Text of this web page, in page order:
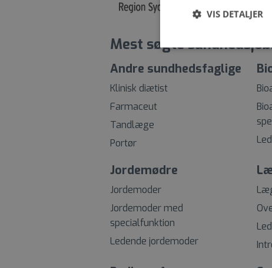
Mest søgte
Andre sundhedsfaglige
Klinisk diætist
Farmaceut
Tandlæge
Portør
Jordemødre
Jordemoder
Jordemoder med
specialfunktion
Ledende jordemoder
VIS DETALJER